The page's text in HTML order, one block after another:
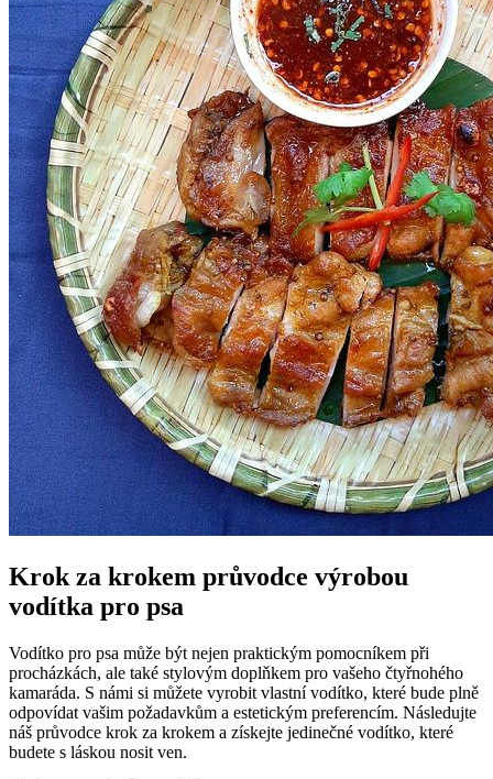
Krok za krokem průvodce výrobou
vodítka pro psa
Vodítko pro psa může být nejen praktickým pomocníkem při
procházkách, ale také stylovým doplňkem pro vašeho čtyřnohého
kamaráda. S námi si můžete vyrobit vlastní vodítko, které bude plně
odpovídat vašim požadavkům a estetickým preferencím. Následujte
náš průvodce krok za krokem a získejte jedinečné vodítko, které
budete s láskou nosit ven.